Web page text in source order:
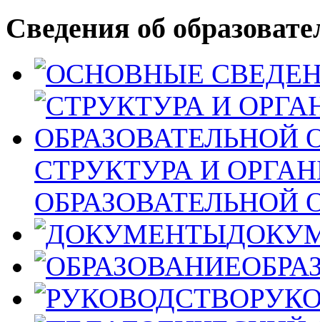
Сведения об
СТРУКТУРА И
ОБРАЗОВАТЕЛЬНОЙ